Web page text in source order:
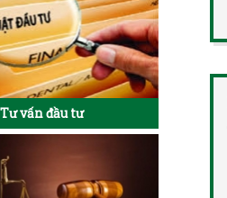
Tư vấn đầu tư